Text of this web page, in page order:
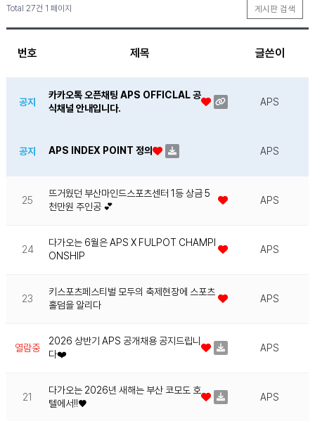
Total 27건 1 페이지 게시판 검색
번호 제목 글쓴이
공지
카카오톡 오픈채팅 APS OFFICLAL 공
식채널 안내입니다.
APS
공지 APS INDEX POINT 정의 APS
25
뜨거웠던 부산마인드스포츠센터 1등 상금 5
천만원 주인공 💕
APS
24
다가오는 6월은 APS X FULPOT CHAMPI
ONSHIP
APS
23
키스포츠페스티벌 모두의 축제현장에 스포츠
홀덤을 알리다
APS
열람중
2026 상반기 APS 공개채용 공지드립니
다❤️
APS
21
다가오는 2026년 새해는 부산 코모도 호
텔에서!!♥
APS